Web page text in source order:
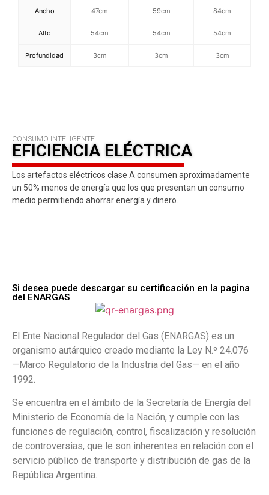
Ancho 47cm 59cm 84cm
Alto 54cm 54cm 54cm
Profundidad 3cm 3cm 3cm
CONSUMO INTELIGENTE
EFICIENCIA ELÉCTRICA
Los artefactos eléctricos clase A consumen aproximadamente
un 50% menos de energía que los que presentan un consumo
medio permitiendo ahorrar energía y dinero.
Si desea puede descargar su certificación en la pagina
del ENARGAS
El Ente Nacional Regulador del Gas (ENARGAS) es un
organismo autárquico creado mediante la Ley N.º 24.076
—Marco Regulatorio de la Industria del Gas— en el año
1992.
Se encuentra en el ámbito de la Secretaría de Energía del
Ministerio de Economía de la Nación, y cumple con las
funciones de regulación, control, fiscalización y resolución
de controversias, que le son inherentes en relación con el
servicio público de transporte y distribución de gas de la
República Argentina.